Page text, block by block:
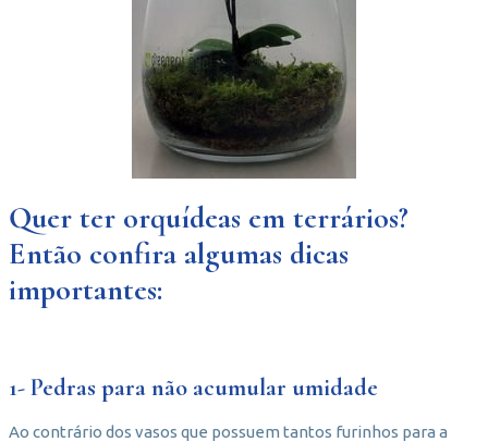
Quer ter orquídeas em terrários?
Então confira algumas dicas
importantes:
1- Pedras para não acumular umidade
Ao contrário dos vasos que possuem tantos furinhos para a